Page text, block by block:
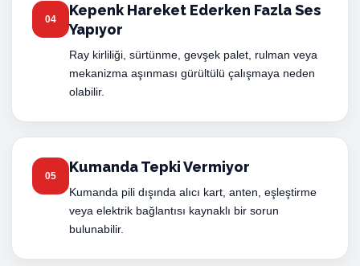
04
Kepenk Hareket Ederken Fazla Ses
Yapıyor
Ray kirliliği, sürtünme, gevşek palet, rulman veya
mekanizma aşınması gürültülü çalışmaya neden
olabilir.
05
Kumanda Tepki Vermiyor
Kumanda pili dışında alıcı kart, anten, eşleştirme
veya elektrik bağlantısı kaynaklı bir sorun
bulunabilir.